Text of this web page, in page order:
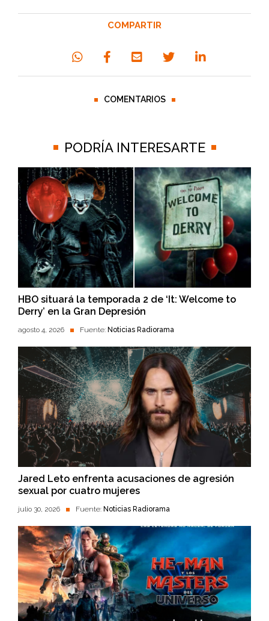
COMPARTIR
COMENTARIOS
PODRÍA INTERESARTE
HBO situará la temporada 2 de ‘It: Welcome to
Derry’ en la Gran Depresión
agosto 4, 2026 Fuente: Noticias Radiorama
Jared Leto enfrenta acusaciones de agresión
sexual por cuatro mujeres
julio 30, 2026 Fuente: Noticias Radiorama